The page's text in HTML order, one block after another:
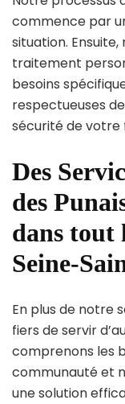
commence par
situation.
traitement
besoins
respectueuses
sécurité de votre
Des
des
dans tout
Seine-
En plus de notre
fiers de servir
comprenons les
communauté et
une solution